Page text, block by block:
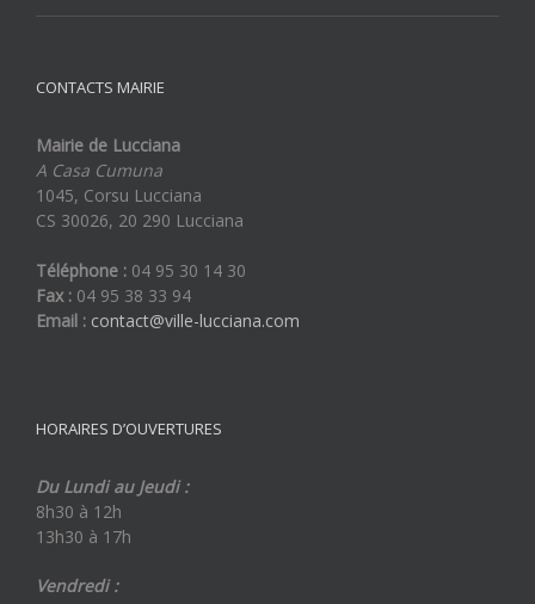
CONTACTS MAIRIE
Mairie de Lucciana
A Casa Cumuna
1045, Corsu Lucciana
CS 30026, 20 290 Lucciana
Téléphone : 04 95 30 14 30
Fax : 04 95 38 33 94
Email : contact@ville-lucciana.com
HORAIRES D’OUVERTURES
Du Lundi au Jeudi :
8h30 à 12h
13h30 à 17h
Vendredi :